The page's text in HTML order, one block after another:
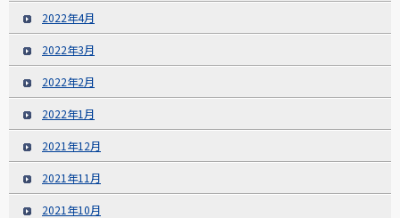
2022年4月
2022年3月
2022年2月
2022年1月
2021年12月
2021年11月
2021年10月